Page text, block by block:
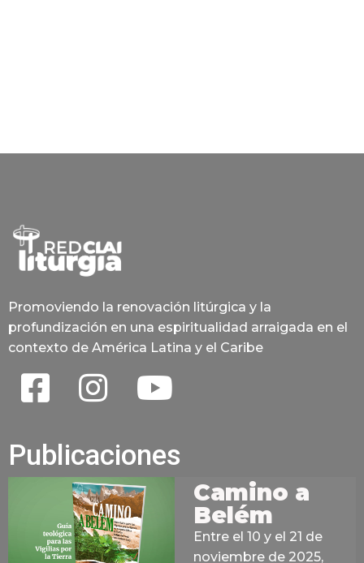
Promoviendo la renovación litúrgica y la
profundización en una espiritualidad arraigada en el
contexto de América Latina y el Caribe
Publicaciones
Camino a
Belém
Entre el 10 y el 21 de
noviembre de 2025,